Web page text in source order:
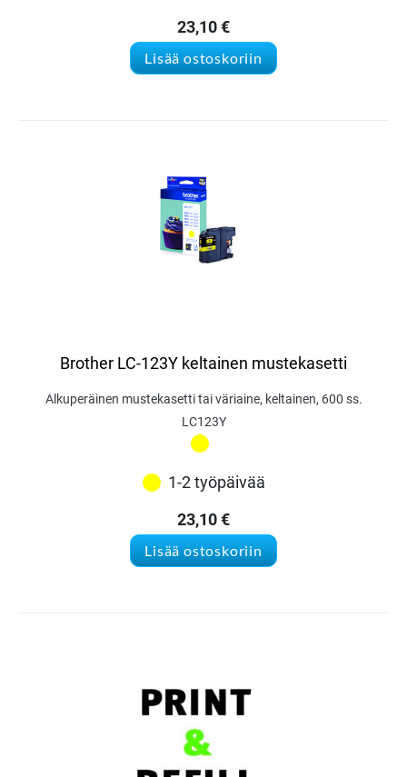
23,10€
Lisää ostoskoriin
Brother LC-123Y keltainen mustekasetti
Alkuperäinen mustekasetti tai väriaine, keltainen, 600 ss.
LC123Y
1-2 työpäivää
23,10€
Lisää ostoskoriin